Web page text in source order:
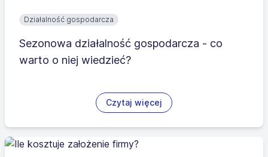
Działalność gospodarcza
Sezonowa działalność gospodarcza - co
warto o niej wiedzieć?
Czytaj więcej